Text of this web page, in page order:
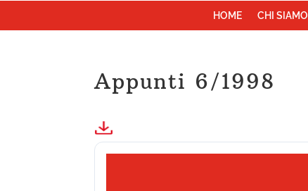
HOME CHI SIAMO
Appunti 6/1998